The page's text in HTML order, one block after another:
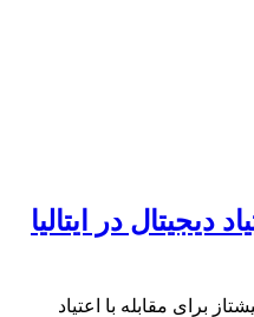
دیجیتال در ایتالیا
برای مقابله با اعتیاد